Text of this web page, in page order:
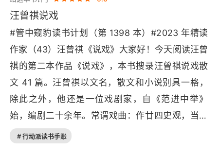
流派要发展，要有新剧目
应该争取有思想的年轻一代
细节的真实
我是怎样和戏曲结缘的
用韵文想
汪曾祺说戏
#管中窥豹读书计划（第 1398 本）#2023 年精读
作家（43）汪曾祺《说戏》大家好！今天阅读汪曾
祺的第二本作品《说戏》，本书搜录汪曾祺说戏散
文 41 篇。汪曾祺以文名，散文和小说别具一格，
除此之外，他还是一位戏剧家，自《范进中举》
始，编剧二十余年。常谓戏曲：作廿四史观，当三
百篇读。本书所选文章，皆与戏曲有关，或忆人，
# 行动派读书手账